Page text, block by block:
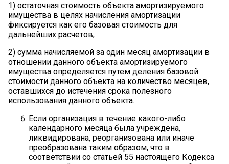
1) остаточная стоимость объекта амортизируемого
имущества в целях начисления амортизации
фиксируется как его базовая стоимость для
дальнейших расчетов;
2) сумма начисляемой за один месяц амортизации в
отношении данного объекта амортизируемого
имущества определяется путем деления базовой
стоимости данного объекта на количество месяцев,
оставшихся до истечения срока полезного
использования данного объекта.
Если организация в течение какого-либо
календарного месяца была учреждена,
ликвидирована, реорганизована или иначе
преобразована таким образом, что в
соответствии со статьей 55 настоящего Кодекса